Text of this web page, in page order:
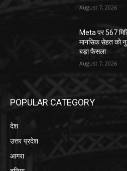
August 7, 2026
Meta पर 567
मानसिक सेहत को
बड़ा फैसला
August 7, 2026
POPULAR CATEGORY
देश
उत्तर प्रदेश
आगरा